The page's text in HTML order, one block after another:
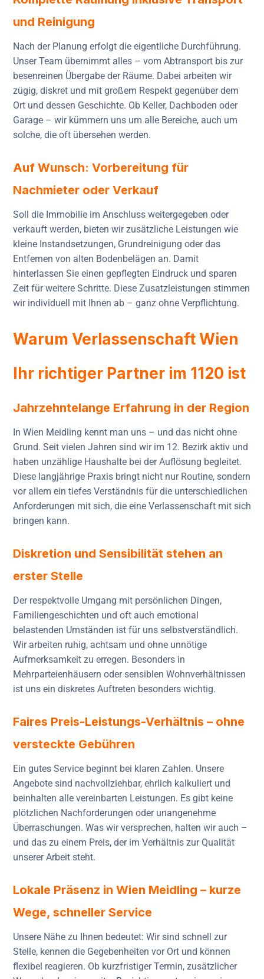
und Reinigung
Nach der Planung erfolgt die eigentliche Durchführung.
Unser Team übernimmt alles – vom Abtransport bis zur
besenreinen Übergabe der Räume. Dabei arbeiten wir
zügig, diskret und mit großem Respekt gegenüber dem
Ort und dessen Geschichte. Ob Keller, Dachboden oder
Garage – wir kümmern uns um alle Bereiche, auch um
solche, die oft übersehen werden.
Auf Wunsch: Vorbereitung für
Nachmieter oder Verkauf
Soll die Immobilie im Anschluss weitergegeben oder
verkauft werden, bieten wir zusätzliche Leistungen wie
kleine Instandsetzungen, Grundreinigung oder das
Entfernen von alten Bodenbelägen an. Damit
hinterlassen Sie einen gepflegten Eindruck und sparen
Zeit für weitere Schritte. Diese Zusatzleistungen stimmen
wir individuell mit Ihnen ab – ganz ohne Verpflichtung.
Warum Verlassenschaft Wien
Ihr richtiger Partner im 1120 ist
Jahrzehntelange Erfahrung in der Region
In Wien Meidling kennt man uns – und das nicht ohne
Grund. Seit vielen Jahren sind wir im 12. Bezirk aktiv und
haben unzählige Haushalte bei der Auflösung begleitet.
Diese langjährige Praxis bringt nicht nur Routine, sondern
vor allem ein tiefes Verständnis für die unterschiedlichen
Anforderungen mit sich, die eine Verlassenschaft mit sich
bringen kann.
Diskretion und Sensibilität stehen an
erster Stelle
Der respektvolle Umgang mit persönlichen Dingen,
Familiengeschichten und oft auch emotional
belastenden Umständen ist für uns selbstverständlich.
Wir arbeiten ruhig, achtsam und ohne unnötige
Aufmerksamkeit zu erregen. Besonders in
Mehrparteienhäusern oder sensiblen Wohnverhältnissen
ist uns ein diskretes Auftreten besonders wichtig.
Faires Preis-Leistungs-Verhältnis – ohne
versteckte Gebühren
Ein gutes Service beginnt bei klaren Zahlen. Unsere
Angebote sind nachvollziehbar, ehrlich kalkuliert und
beinhalten alle vereinbarten Leistungen. Es gibt keine
plötzlichen Nachforderungen oder unangenehme
Überraschungen. Was wir versprechen, halten wir auch –
und das zu einem Preis, der im Verhältnis zur Qualität
unserer Arbeit steht.
Lokale Präsenz in Wien Meidling – kurze
Wege, schneller Service
Unsere Nähe zu Ihnen bedeutet: Wir sind schnell zur
Stelle, kennen die Gegebenheiten vor Ort und können
flexibel reagieren. Ob kurzfristiger Termin, zusätzlicher